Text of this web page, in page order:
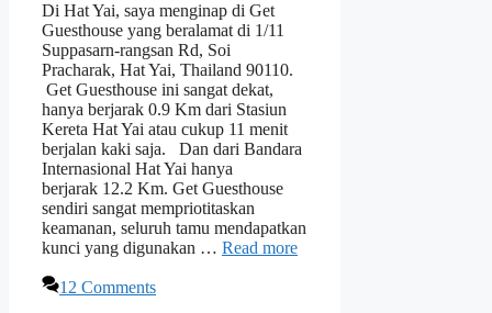
Di Hat Yai, saya menginap di Get
Guesthouse yang beralamat di 1/11
Suppasarn-rangsan Rd, Soi
Pracharak, Hat Yai, Thailand 90110.
Get Guesthouse ini sangat dekat,
hanya berjarak 0.9 Km dari Stasiun
Kereta Hat Yai atau cukup 11 menit
berjalan kaki saja. Dan dari Bandara
Internasional Hat Yai hanya
berjarak 12.2 Km. Get Guesthouse
sendiri sangat mempriotitaskan
keamanan, seluruh tamu mendapatkan
kunci yang digunakan … Read more
12 Comments